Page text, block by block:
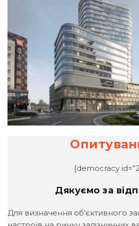
[democracy
Дякуємо за
Для визначення об’єктивного